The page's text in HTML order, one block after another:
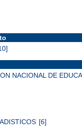
NACIONAL DE
[6]